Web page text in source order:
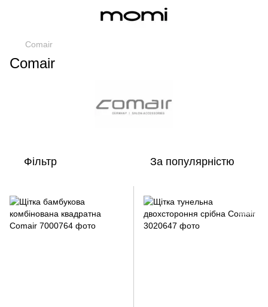
Comair
Comair
Фільтр За популярністю